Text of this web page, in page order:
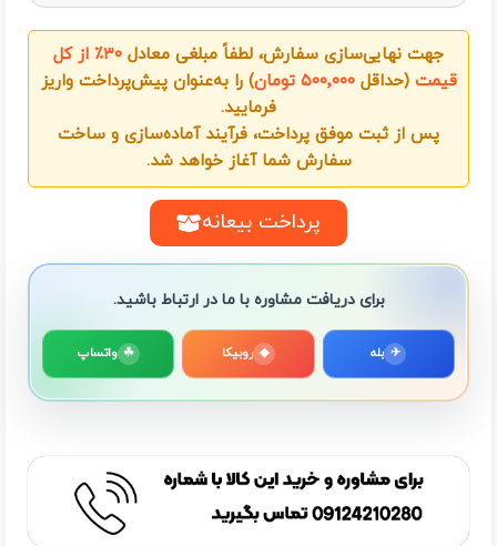
جهت نهایی‌سازی سفارش، لطفاً مبلغی معادل
۳۰٪ از کل
قیمت (حداقل۵۰۰٬۰۰۰ تومان
) را به‌عنوان پیش‌پرداخت واریز
فرمایید.
پس از ثبت موفق پرداخت، فرآیند آماده‌سازی و ساخت
سفارش شما آغاز خواهد شد.
پرداخت بیعانه
برای دریافت مشاوره با ما در ارتباط باشید.
✈ بله ◆ روبیکا ☘ واتساپ